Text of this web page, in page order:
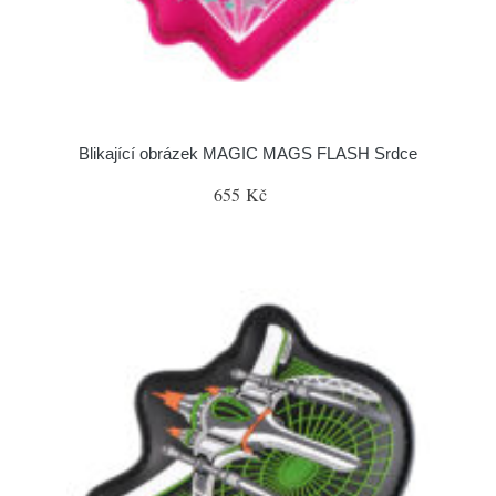
Blikající obrázek MAGIC MAGS FLASH Srdce
655 Kč